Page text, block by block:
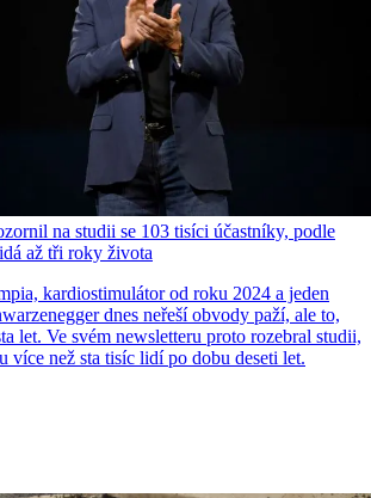
na studii se 103 tisíci účastníky, podle
až tři roky života
kardiostimulátor od roku 2024 a jeden
dnes neřeší obvody paží, ale to,
let. Ve svém newsletteru proto rozebral studii,
více než sta tisíc lidí po dobu deseti let.